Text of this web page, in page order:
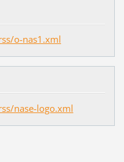
o-nas1.xml
nase-logo.xml